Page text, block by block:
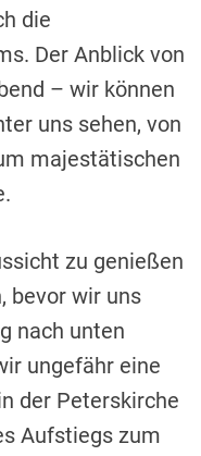
die
Der Anblick von
– wir können
uns sehen, von
majestätischen
zu genießen
bevor wir uns
nach unten
ungefähr eine
der Peterskirche
Aufstiegs zum